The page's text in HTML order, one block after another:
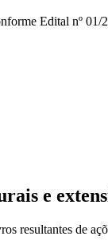
Edital nº
e
resultantes de